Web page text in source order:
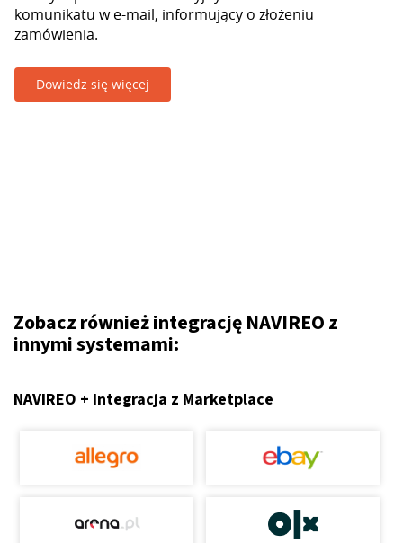
komunikatu w e-mail, informujący o złożeniu
zamówienia.
Dowiedz się więcej
Zobacz również integrację NAVIREO z
innymi systemami:
NAVIREO + Integracja z Marketplace